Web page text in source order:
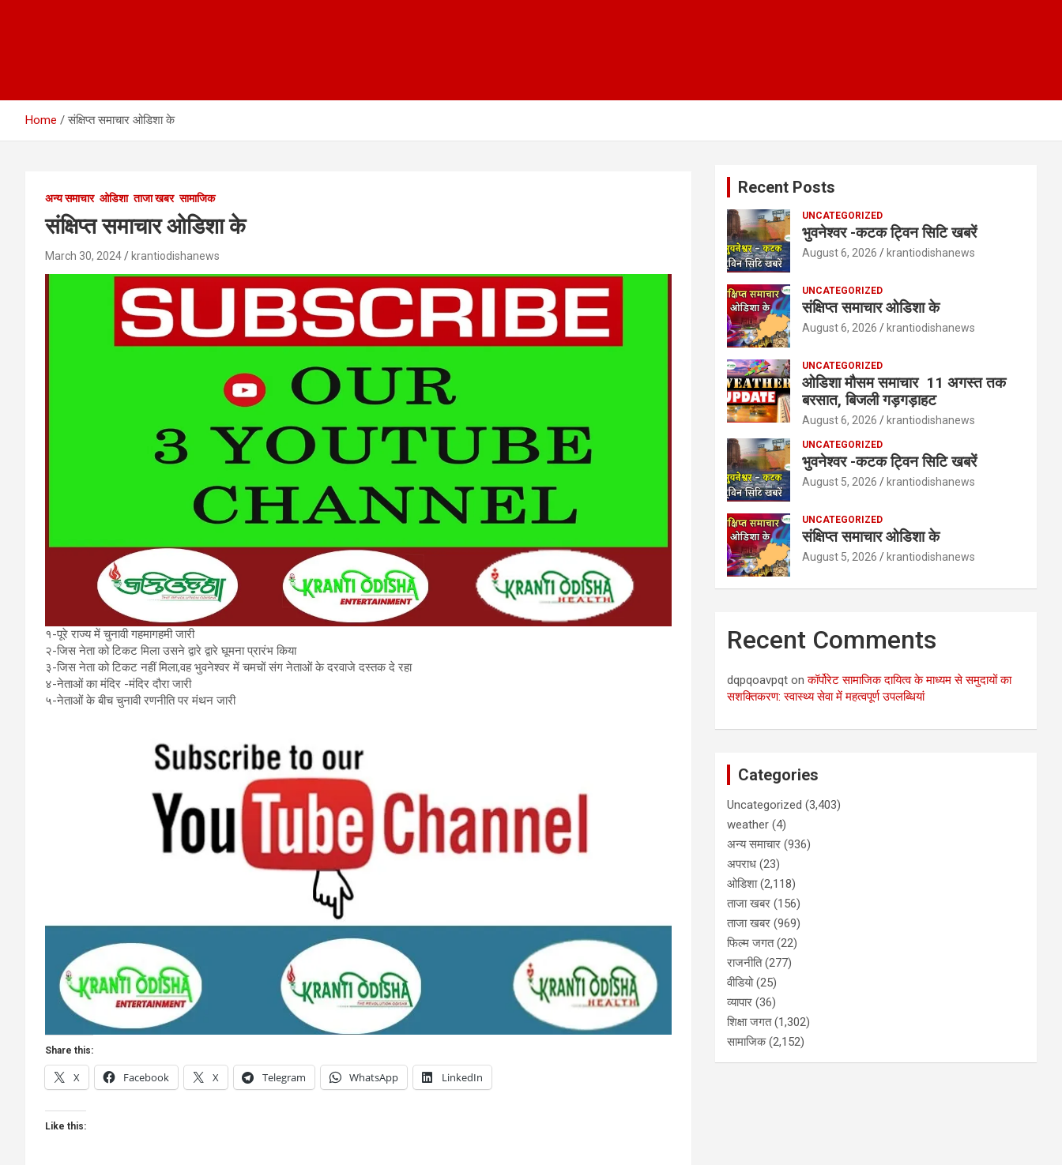
Home संक्षिप्त समाचार ओडिशा के
अन्य समाचार ओडिशा ताजा खबर सामाजिक
संक्षिप्त समाचार ओडिशा के
March 30, 2024 krantiodishanews
१-पूरे राज्य में चुनावी गहमागहमी जारी
२-जिस नेता को टिकट मिला उसने द्वारे द्वारे घूमना प्रारंभ किया
३-जिस नेता को टिकट नहीं मिला,वह भुवनेश्वर में चमचों संग नेताओं के दरवाजे दस्तक दे रहा
४-नेताओं का मंदिर -मंदिर दौरा जारी
५-नेताओं के बीच चुनावी रणनीति पर मंथन जारी
Share this:
X Facebook X Telegram WhatsApp LinkedIn
Like this:
Recent Posts
UNCATEGORIZED
भुवनेश्वर -कटक ट्विन सिटि खबरें
August 6, 2026 krantiodishanews
UNCATEGORIZED
संक्षिप्त समाचार ओडिशा के
August 6, 2026 krantiodishanews
UNCATEGORIZED
ओडिशा मौसम समाचार 11 अगस्त तक
बरसात, बिजली गड़गड़ाहट
August 6, 2026 krantiodishanews
UNCATEGORIZED
भुवनेश्वर -कटक ट्विन सिटि खबरें
August 5, 2026 krantiodishanews
UNCATEGORIZED
संक्षिप्त समाचार ओडिशा के
August 5, 2026 krantiodishanews
Recent Comments
dqpqoavpqt onकॉर्पोरेट सामाजिक दायित्व के माध्यम से समुदायों का
सशक्तिकरण: स्वास्थ्य सेवा में महत्वपूर्ण उपलब्धियां
Categories
Uncategorized (3,403)
weather (4)
अन्य समाचार (936)
अपराध (23)
ओडिशा(2,118)
ताजा खबर (156)
ताजा खबर (969)
फिल्म जगत(22)
राजनीति(277)
वीडियो(25)
व्यापार (36)
शिक्षा जगत(1,302)
सामाजिक(2,152)